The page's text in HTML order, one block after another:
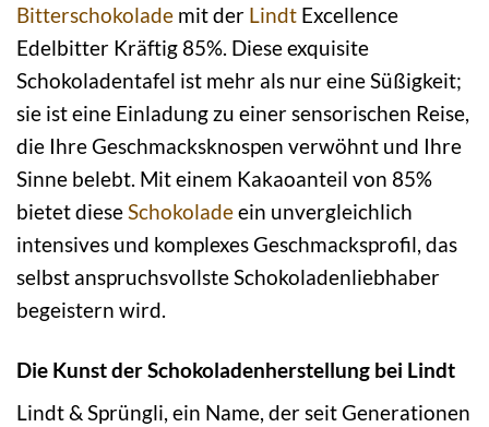
Bitterschokolade mit der Lindt Excellence
Edelbitter Kräftig 85%. Diese exquisite
Schokoladentafel ist mehr als nur eine Süßigkeit;
sie ist eine Einladung zu einer sensorischen Reise,
die Ihre Geschmacksknospen verwöhnt und Ihre
Sinne belebt. Mit einem Kakaoanteil von 85%
bietet dieseSchokoladeein unvergleichlich
intensives und komplexes Geschmacksprofil, das
selbst anspruchsvollste Schokoladenliebhaber
begeistern wird.
Die Kunst der Schokoladenherstellung bei Lindt
Lindt & Sprüngli, ein Name, der seit Generationen